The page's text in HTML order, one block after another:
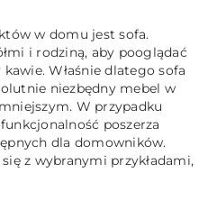
w domu jest sofa.
i rodziną, aby pooglądać
Właśnie dlatego sofa
niezbędny mebel w
W przypadku
poszerza
dla domowników.
z wybranymi przykładami,